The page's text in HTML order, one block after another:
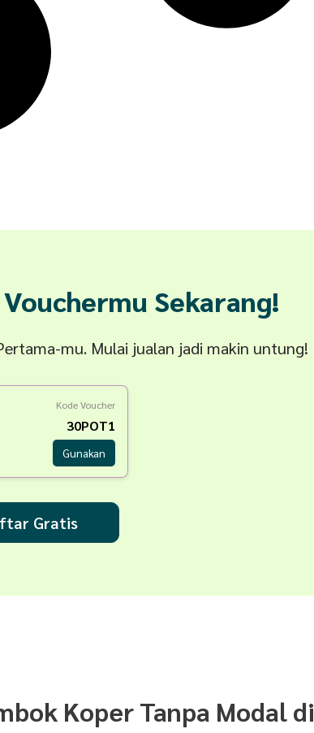
Sekarang!
mu. Mulai jualan jadi makin untung!
Kode Voucher
30POT1
Gunakan
Gratis
Koper Tanpa Modal di